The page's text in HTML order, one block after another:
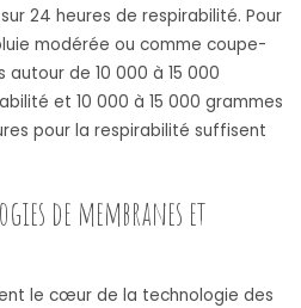
24 heures de respirabilité. Pour
modérée ou comme coupe-
de 10 000 à 15 000
et 10 000 à 15 000 grammes
pour la respirabilité suffisent
de membranes et
le cœur de la technologie des